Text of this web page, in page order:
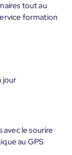
tout au
formation
jour
le sourire
au GPS